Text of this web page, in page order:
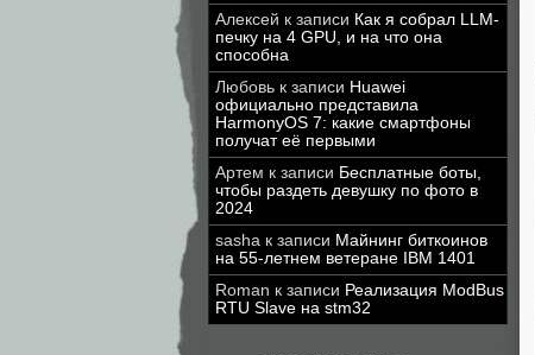
Алексей к записи Как я собрал LLM-
печку на 4 GPU, и на что она
способна
Любовь к записи Huawei
официально представила
HarmonyOS 7: какие смартфоны
получат её первыми
Артем к записи Бесплатные боты,
чтобы раздеть девушку по фото в
2024
sasha к записи Майнинг биткоинов
на 55-летнем ветеране IBM 1401
Roman к записи Реализация ModBus
RTU Slave на stm32